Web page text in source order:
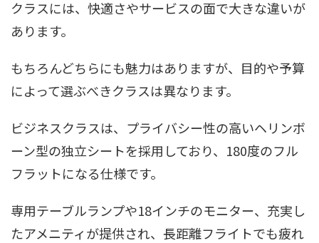
クラスには、快適さやサービスの面で大きな違いが
あります。
もちろんどちらにも魅力はありますが、目的や予算
によって選ぶべきクラスは異なります。
ビジネスクラスは、プライバシー性の高いヘリンボ
ーン型の独立シートを採用しており、180度のフル
フラットになる仕様です。
専用テーブルランプや18インチのモニター、充実し
たアメニティが提供され、長距離フライトでも疲れ